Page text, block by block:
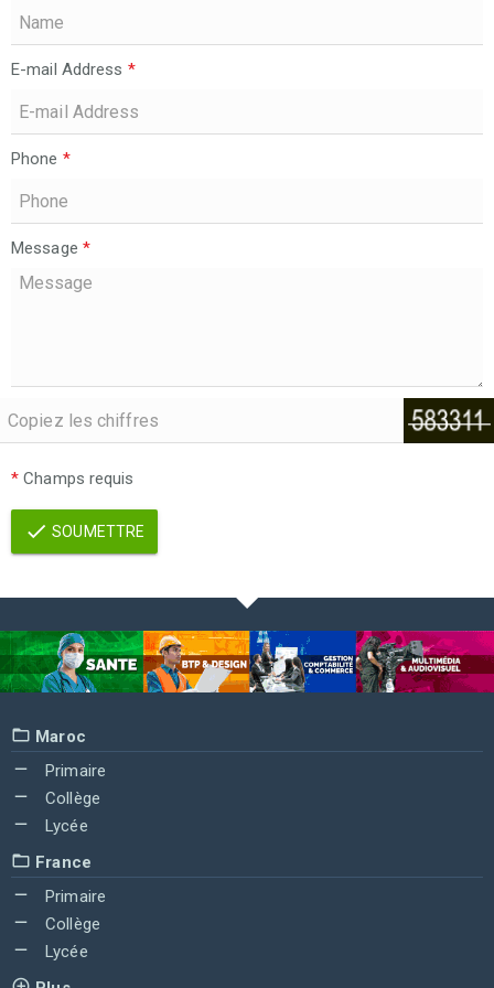
E-mail Address *
Phone *
Message *
* Champs requis
SOUMETTRE
Maroc
Primaire
Collège
Lycée
France
Primaire
Collège
Lycée